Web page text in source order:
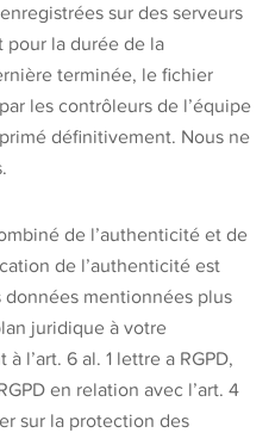
sur des serveurs
la durée de la
terminée, le fichier
les contrôleurs de l’équipe
définitivement. Nous ne
de l’authenticité et de
de l’authenticité est
mentionnées plus
juridique à votre
l’art. 6 al. 1 lettre a RGPD,
en relation avec l’art. 4
sur la protection des